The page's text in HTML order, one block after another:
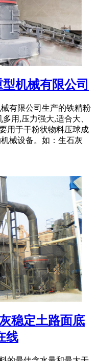
机械有限公司
有限公司生产的铁精粉
用,压力强大,适合大、
用于干粉状物料压球成
械设备。如：生石灰
稳定土路面底
线